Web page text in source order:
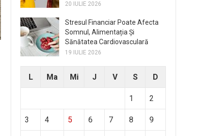
20 IULIE 2026
Stresul Financiar Poate Afecta
Somnul, Alimentația Și
Sănătatea Cardiovasculară
19 IULIE 2026
L Ma Mi J V S D
1 2
3 4 5 6 7 8 9